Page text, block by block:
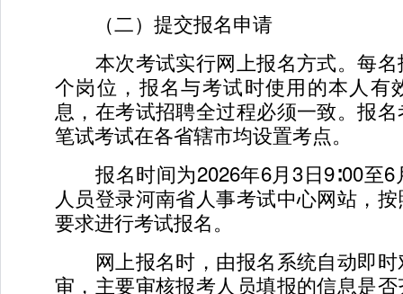
（二）提交报名申请
本次考试实行网上报名方式。每名
个岗位，报名与考试时使用的本人有
息，在考试招聘全过程必须一致。报
笔试考试在各省辖市均设置考点。
报名时间为2026年6月3日9∶00至6
人员登录河南省人事考试中心网站，
要求进行考试报名。
网上报名时，由报名系统自动即时
审，主要审核报考人员填报的信息是